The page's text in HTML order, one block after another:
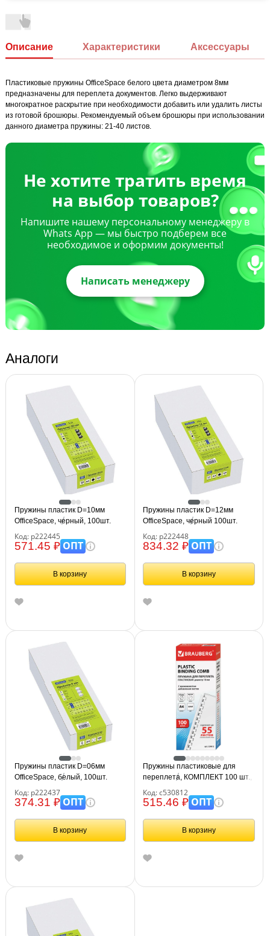
Описание Характеристики Аксессуары
Пластиковые пружины OfficeSpace белого цвета диаметром 8мм
предназначены для переплета документов. Легко выдерживают
многократное раскрытие при необходимости добавить или удалить листы
из готовой брошюры. Рекомендуемый объем брошюры при использовании
данного диаметра пружины: 21-40 листов.
Не хотите тратить время
на выбор товаров?
Напишите нашему персональному менеджеру в
Whats App — мы быстро подберем все
необходимое и оформим документы!
Написать менеджеру
Аналоги
Пружины пластик D=10мм
OfficeSpace, черный, 100шт.
Код: р222445
571.45 ₽ОПТ
В корзину
Пружины пластик D=12мм
OfficeSpace, черный 100шт.
Код: р222448
834.32 ₽ОПТ
В корзину
Пружины пластик D=06мм
OfficeSpace, белый, 100шт.
Код: р222437
374.31 ₽ОПТ
В корзину
Пружины пластиковые для
переплета, КОМПЛЕКТ 100 шт.,
белые, BRAUBERG, 530812
Код: с530812
515.46 ₽ОПТ
В корзину